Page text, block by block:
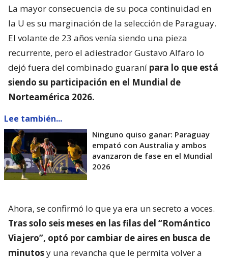
La mayor consecuencia de su poca continuidad en
la U es su marginación de la selección de Paraguay.
El volante de 23 años venía siendo una pieza
recurrente, pero el adiestrador Gustavo Alfaro lo
dejó fuera del combinado guaraní para lo que está
siendo su participación en el Mundial de
Norteamérica 2026.
Lee también...
Ninguno quiso ganar: Paraguay
empató con Australia y ambos
avanzaron de fase en el Mundial
2026
Ahora, se confirmó lo que ya era un secreto a voces.
Tras solo seis meses en las filas del “Romántico
Viajero”, optó por cambiar de aires en busca de
minutosy una revancha que le permita volver a